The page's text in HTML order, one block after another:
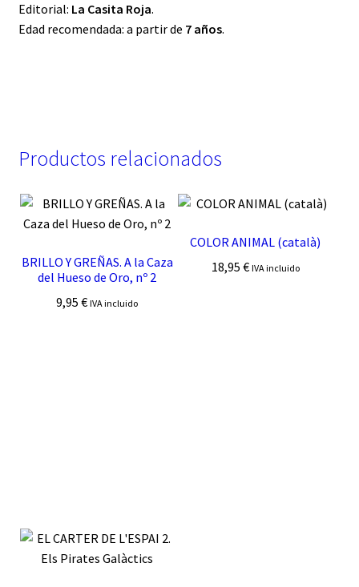
Editorial: La Casita Roja.
Edad recomendada: a partir de 7 años.
Productos relacionados
BRILLO Y GREÑAS. A la Caza
del Hueso de Oro, nº 2
9,95€ IVA incluido
COLOR ANIMAL (català)
18,95 € IVA incluido